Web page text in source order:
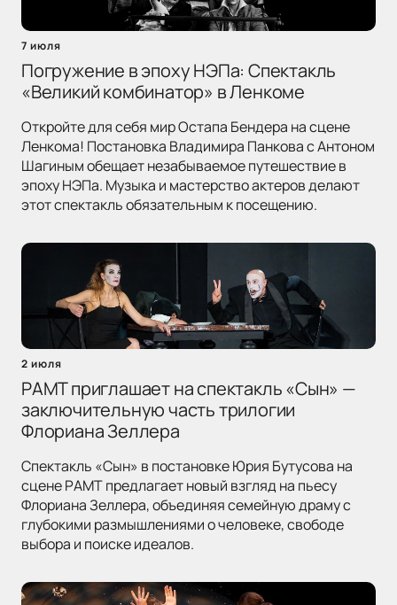
7 июля
Погружение в эпоху НЭПа: Спектакль
«Великий комбинатор» в Ленкоме
Откройте для себя мир Остапа Бендера на сцене
Ленкома! Постановка Владимира Панкова с Антоном
Шагиным обещает незабываемое путешествие в
эпоху НЭПа. Музыка и мастерство актеров делают
этот спектакль обязательным к посещению.
2 июля
РАМТ приглашает на спектакль «Сын» —
заключительную часть трилогии
Флориана Зеллера
Спектакль «Сын» в постановке Юрия Бутусова на
сцене РАМТ предлагает новый взгляд на пьесу
Флориана Зеллера, объединяя семейную драму с
глубокими размышлениями о человеке, свободе
выбора и поиске идеалов.